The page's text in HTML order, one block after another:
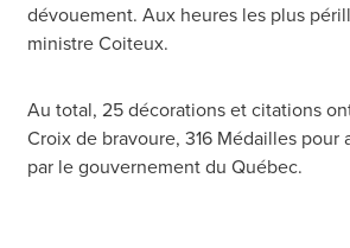
dévouement. Aux heures les plus
ministre Coiteux.
Au total, 25 décorations et citations
Croix de bravoure, 316 Médailles
par le gouvernement du Québec.